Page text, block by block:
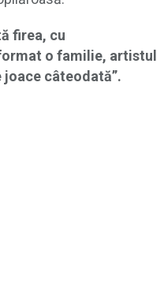
firea, cu
o familie, artistul
joace câteodată”.